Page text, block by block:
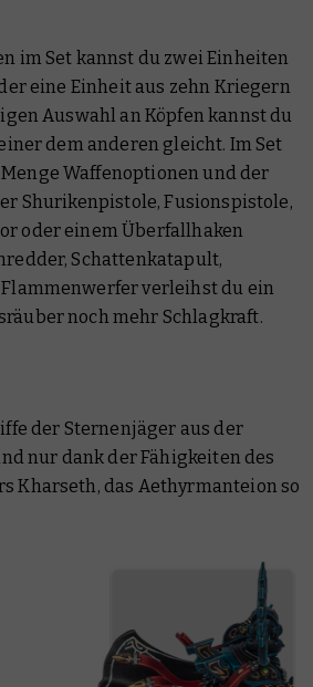
im Set kannst du zwei Einheiten
eine Einheit aus zehn Kriegern
Auswahl an Köpfen kannst du
dem anderen gleicht. Im Set
Waffenoptionen und der
Shurikenpistole, Fusionspistole,
oder einem Überfallhaken
Schattenkatapult,
verleihst du ein
noch mehr Schlagkraft.
der Sternenjäger aus der
nur dank der Fähigkeiten des
Kharseth, das Aethyrmanteion so